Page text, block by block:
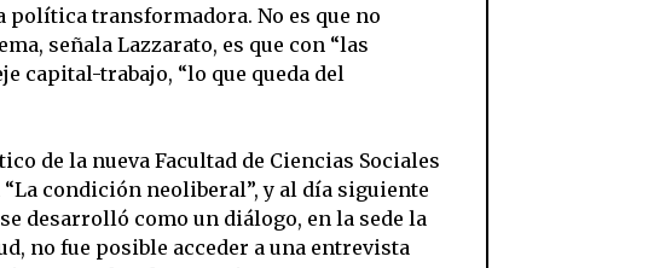
política transformadora. No es que no
señala Lazzarato, es que con “las
capital-trabajo, “lo que queda del
de la nueva Facultad de Ciencias Sociales
condición neoliberal”, y al día siguiente
desarrolló como un diálogo, en la sede la
no fue posible acceder a una entrevista